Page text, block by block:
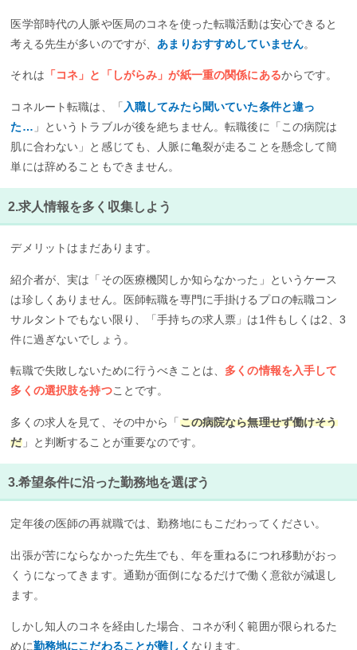
医学部時代の人脈や医局のコネを使った転職活動は安心できると
考える先生が多いのですが、 あまりおすすめしていません。
それは 「コネ」と「しがらみ」が紙一重の関係にあるからです。
コネルート転職は、「入職してみたら聞いていた条件と違っ
た… 」というトラブルが後を絶ちません。転職後に「この病院は
肌に合わない」と感じても、人脈に亀裂が走ることを懸念して簡
単には辞めることもできません。
2.求人情報を多く収集しよう
デメリットはまだあります。
紹介者が、実は「その医療機関しか知らなかった」というケース
は珍しくありません。医師転職を専門に手掛けるプロの転職コン
サルタントでもない限り、「手持ちの求人票」は1件もしくは2、3
件に過ぎないでしょう。
転職で失敗しないために行うべきことは、 多くの情報を入手して
多くの選択肢を持つことです。
多くの求人を見て、その中から「この病院なら無理せず働けそう
だ」と判断することが重要なのです。
3.希望条件に沿った勤務地を選ぼう
定年後の医師の再就職では、勤務地にもこだわってください。
出張が苦にならなかった先生でも、年を重ねるにつれ移動がおっ
くうになってきます。通勤が面倒になるだけで働く意欲が減退し
ます。
しかし知人のコネを経由した場合、コネが利く範囲が限られるた
めに勤務地にこだわることが難しく なります。